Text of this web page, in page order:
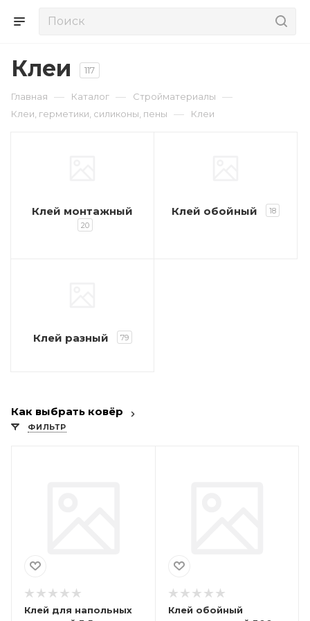
Клеи 117
Главная — Каталог — Стройматериалы —
Клеи, герметики, силиконы, пены — Клеи
Клей монтажный
20
Клей обойный 18
Клей разный 79
Как выбрать ковёр
ФИЛЬТР
Клей для напольных
Клей обойный